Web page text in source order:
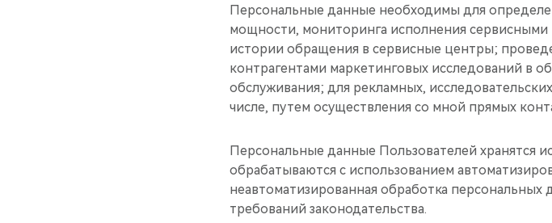
Персональные данные необходимы для
мощности, мониторинга исполнения
истории обращения в сервисные центры;
контрагентами маркетинговых исследований в
обслуживания; для рекламных,
числе, путем осуществления со мной прямых
Персональные данные Пользователей хранятся
обрабатываются с использованием
неавтоматизированная обработка
требований законодательства.